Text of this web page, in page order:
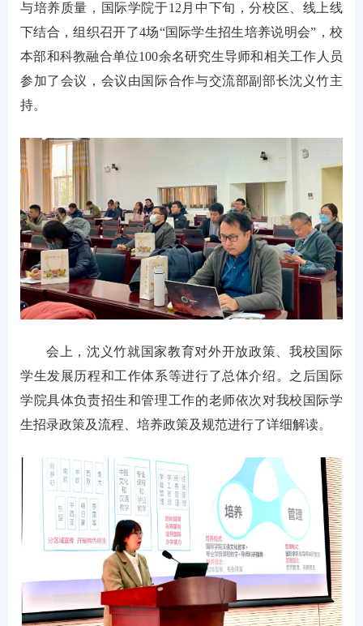
与培养质量，国际学院于12月中下旬，分校区、线上线
下结合，组织召开了4场“国际学生招生培养说明会”，校
本部和科教融合单位100余名研究生导师和相关工作人员
参加了会议，会议由国际合作与交流部副部长沈义竹主
持。
会上，沈义竹就国家教育对外开放政策、我校国际
学生发展历程和工作体系等进行了总体介绍。之后国际
学院具体负责招生和管理工作的老师依次对我校国际学
生招录政策及流程、培养政策及规范进行了详细解读。